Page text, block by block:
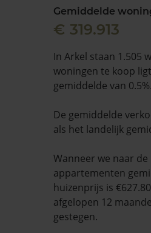
Gemiddelde
€ 319.913
In Arkel staan 1.505
woningen te koop
gemiddelde van 0.5%.
De gemiddelde
als het landelijk
Wanneer we naar
appartementen
huizenprijs is
afgelopen 12
gestegen.